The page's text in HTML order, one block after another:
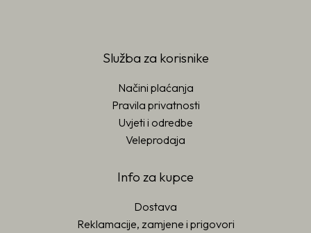
Služba za korisnike
Načini plaćanja
Pravila privatnosti
Uvjeti i odredbe
Veleprodaja
Info za kupce
Dostava
Reklamacije, zamjene i prigovori